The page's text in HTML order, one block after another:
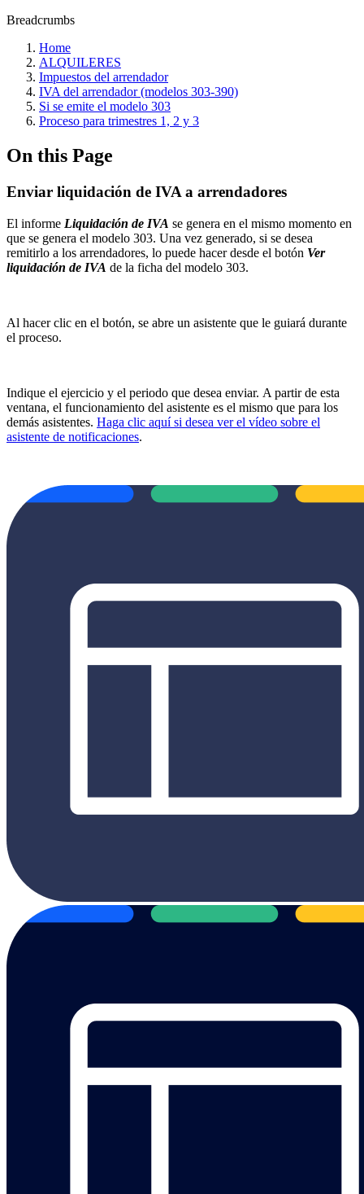
Breadcrumbs
Home
ALQUILERES
Impuestos del arrendador
IVA del arrendador (modelos 303-390)
Si se emite el modelo 303
Proceso para trimestres 1, 2 y 3
On this Page
Enviar liquidación de IVA a arrendadores
El informe Liquidación de IVA se genera en el mismo momento en
que se genera el modelo 303. Una vez generado, si se desea
remitirlo a los arrendadores, lo puede hacer desde el botón Ver
liquidación de IVA de la ficha del modelo 303.
Al hacer clic en el botón, se abre un asistente que le guiará durante
el proceso.
Indique el ejercicio y el periodo que desea enviar. A partir de esta
ventana, el funcionamiento del asistente es el mismo que para los
demás asistentes. Haga clic aquí si desea ver el vídeo sobre el
asistente de notificaciones.